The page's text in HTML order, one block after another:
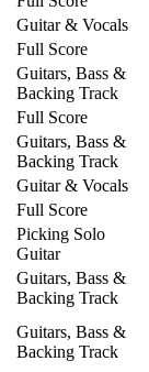
Guitar & Vocals
Full Score
Guitars, Bass &
Backing Track
Full Score
Guitars, Bass &
Backing Track
Guitar & Vocals
Full Score
Picking Solo
Guitar
Guitars, Bass &
Backing Track
Guitars, Bass &
Backing Track